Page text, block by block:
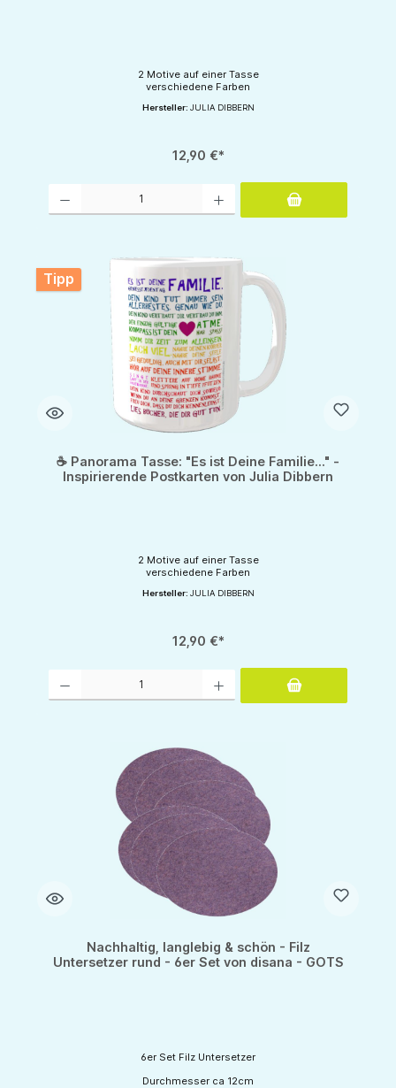
2 Motive auf einer Tasse
verschiedene Farben
Hersteller: JULIA DIBBERN
12,90 €*
Tipp
☕ Panorama Tasse: "Es ist Deine Familie..." -
Inspirierende Postkarten von Julia Dibbern
2 Motive auf einer Tasse
verschiedene Farben
Hersteller: JULIA DIBBERN
12,90 €*
Nachhaltig, langlebig & schön - Filz
Untersetzer rund - 6er Set von disana - GOTS
6er Set Filz Untersetzer
Durchmesser ca 12cm